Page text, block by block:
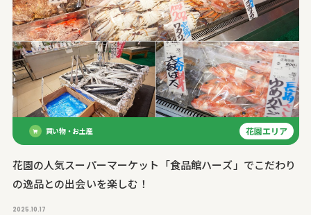
買い物・お土産 花園エリア
花園の人気スーパーマーケット「食品館ハーズ」でこだわり
の逸品との出会いを楽しむ！
2025.10.17